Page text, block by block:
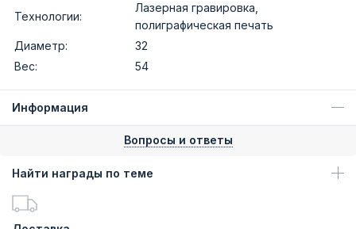
Технологии:
Лазерная гравировка,
полиграфическая печать
Диаметр:
32
Вес:
54
Информация
Вопросы и ответы
Найти награды по теме